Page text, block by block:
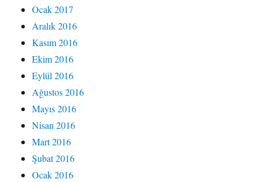
Ocak 2017
Aralık 2016
Kasım 2016
Ekim 2016
Eylül 2016
Ağustos 2016
Mayıs 2016
Nisan 2016
Mart 2016
Şubat 2016
Ocak 2016